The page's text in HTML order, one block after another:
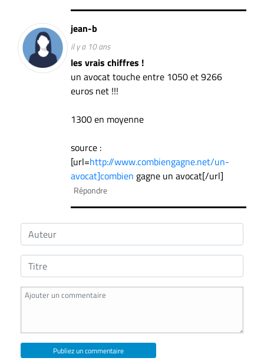
jean-b
il y a 10 ans
les vrais chiffres !
un avocat touche entre 1050 et 9266
euros net !!!
1300 en moyenne
source :
[url=http://www.combiengagne.net/un-
avocat]combien gagne un avocat[/url]
Répondre
Publiez un commentaire